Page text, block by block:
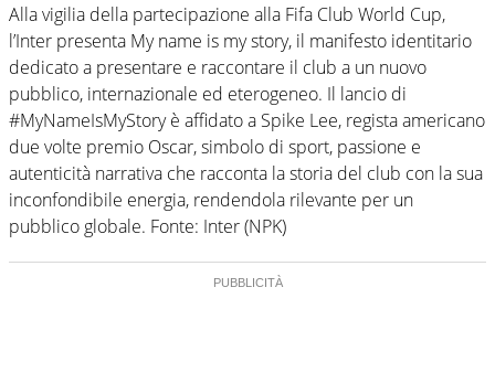
Alla vigilia della partecipazione alla Fifa Club World Cup,
l’Inter presenta My name is my story, il manifesto identitario
dedicato a presentare e raccontare il club a un nuovo
pubblico, internazionale ed eterogeneo. Il lancio di
#MyNameIsMyStory è affidato a Spike Lee, regista americano
due volte premio Oscar, simbolo di sport, passione e
autenticità narrativa che racconta la storia del club con la sua
inconfondibile energia, rendendola rilevante per un
pubblico globale. Fonte: Inter (NPK)